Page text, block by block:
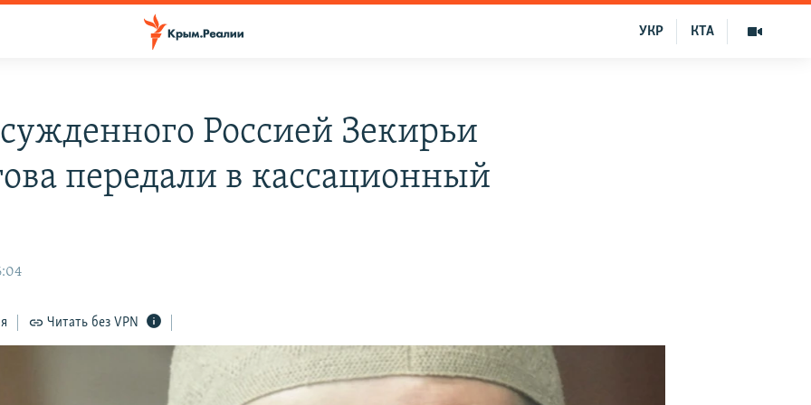
КТА
УКР
Россией Зекирьи
передали в кассационный
Читать без VPN